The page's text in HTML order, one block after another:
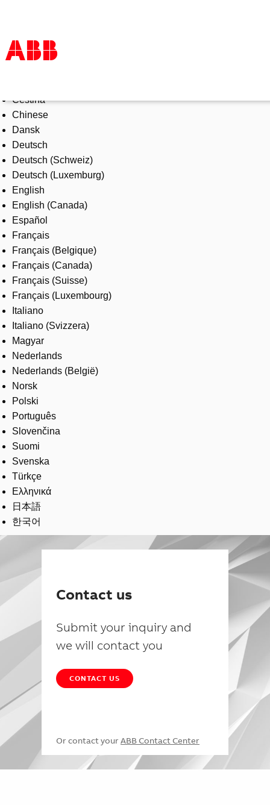
Products & Solutions
Industries
Services
About us
Where to buy
Contact us
Careers
Čeština
Chinese
Dansk
Deutsch
Deutsch (Schweiz)
Deutsch (Luxemburg)
English
English (Canada)
Español
Français
Français (Belgique)
Français (Canada)
Français (Suisse)
Français (Luxembourg)
Italiano
Italiano (Svizzera)
Magyar
Nederlands
Nederlands (België)
Norsk
Polski
Português
Slovenčina
Suomi
Svenska
Türkçe
Ελληνικά
日本語
한국어
Contact us
Submit your inquiry and
we will contact you
CONTACT US
Or contact your ABB Contact Center